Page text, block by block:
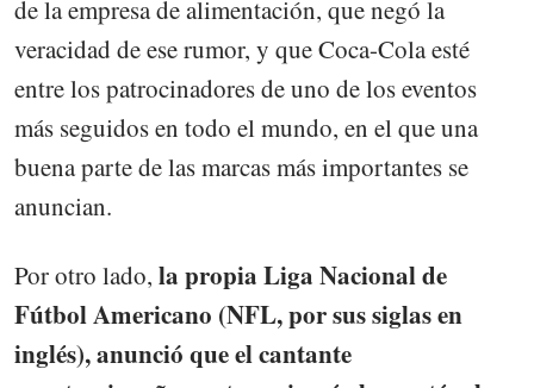
de la empresa de alimentación, que negó la
veracidad de ese rumor, y que Coca-Cola esté
entre los patrocinadores de uno de los eventos
más seguidos en todo el mundo, en el que una
buena parte de las marcas más importantes se
anuncian.
Por otro lado, la propia Liga Nacional de
Fútbol Americano (NFL, por sus siglas en
inglés), anunció que el cantante